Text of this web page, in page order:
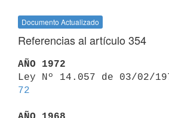
Documento Actualizado
Referencias al artículo 354
AÑO 1972
72